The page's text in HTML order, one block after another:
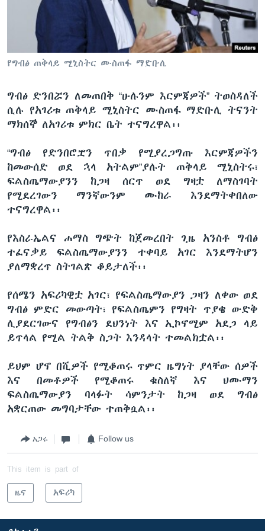
ቋንቋዎች
የግብፅ ጠቅላይ ሚኒስትር ሙስጠፋ ማድቡሊ
ግብፅ ድንበሯን ለመጠበቅ “ሁሉንም እርምጃዎች” ትወስዳለች
ሲሉ የአገሪቱ ጠቅላይ ሚኒስትር ሙስጠፋ ማድቡሊ ትናንት
ማክሰኞ ለአገሪቱ ምክር ቤት ተናግረዋል፡፡
“ግብፅ የድንበሮቿን ጥበቃ የሚያረጋግጡ እርምጃዎችን
ከመውሰድ ወደ ኋላ አትልም”ያሉት ጠቅላይ ሚኒስትሩ፣
ፍልስጤማውያንን ከጋዛ ሰርጥ ወደ ግዛቷ ለማስገባት
የሚደረገውን ማንኛውንም ሙከራ እንደማትቀበለው
ተናግረዋል፡፡
የእስራኤልና ሐማስ ግጭት ከጀመረበት ጊዜ አንስቶ ግብፅ
ተፈናቃይ ፍልስጤማውያንን ተቀባይ አገር እንደማትሆን
ያለማቋረጥ ስትገልጽ ቆይታለች፡፡
የሰሜን አፍሪካዊቷ አገር፣ የፍልስጤማውያን ጋዛን ለቀው ወደ
ግብፅ ምድር መውጣት፣ የፍልስጤምን የግዛት ጥያቄ ውድቅ
ሊያደርገውና የግብፅን ደህንነት እና ኢኮኖሚም አደጋ ላይ
ይጥላል የሚል ትልቅ ስጋት እንዳላት ተመልክቷል፡፡
ይህም ሆኖ በሺዎች የሚቆጠሩ ጥምር ዜግነት ያላቸው ሰዎች
እና በመቶዎች የሚቆጠሩ ቁስለኛ እና ህሙማን
ፍልስጤማውያን ባላፉት ሳምንታት ከጋዛ ወደ ግብፅ
አቋርጠው መግባታቸው ተጠቅሷል፡፡
አጋሩ Follow us
This item is part of
ዜና አፍሪካ